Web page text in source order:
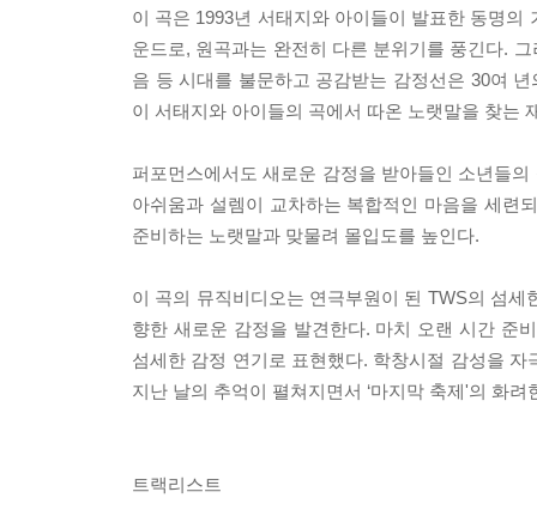
이 곡은 1993년 서태지와 아이들이 발표한 동명
운드로, 원곡과는 완전히 다른 분위기를 풍긴다.
음 등 시대를 불문하고 공감받는 감정선은 30여
이 서태지와 아이들의 곡에서 따온 노랫말을 찾는
퍼포먼스에서도 새로운 감정을 받아들인 소년들
아쉬움과 설렘이 교차하는 복합적인 마음을 세련
준비하는 노랫말과 맞물려 몰입도를 높인다.
이 곡의 뮤직비디오는 연극부원이 된 TWS의 섬
향한 새로운 감정을 발견한다. 마치 오랜 시간 준
섬세한 감정 연기로 표현했다. 학창시절 감성을
지난 날의 추억이 펼쳐지면서 ‘마지막 축제'의 화
트랙리스트